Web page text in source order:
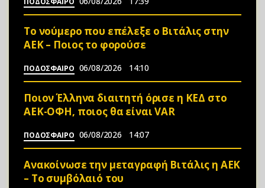
Το νούμερο που επέλεξε ο Βιτάλις στην
ΑΕΚ – Ποιος το φορούσε
ΠΟΔΟΣΦΑΙΡΟ 06/08/2026 14:10
Ποιον Έλληνα διαιτητή όρισε η ΚΕΔ στο
ΑΕΚ-ΟΦΗ, ποιος θα είναι VAR
ΠΟΔΟΣΦΑΙΡΟ 06/08/2026 14:07
Ανακοίνωσε την μεταγραφή Βιτάλις η ΑΕΚ
– Το συμβόλαιό του